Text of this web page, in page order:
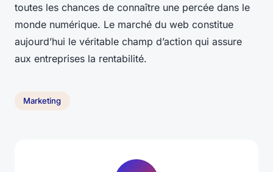
toutes les chances de connaître une percée dans le
monde numérique. Le marché du web constitue
aujourd’hui le véritable champ d’action qui assure
aux entreprises la rentabilité.
Marketing